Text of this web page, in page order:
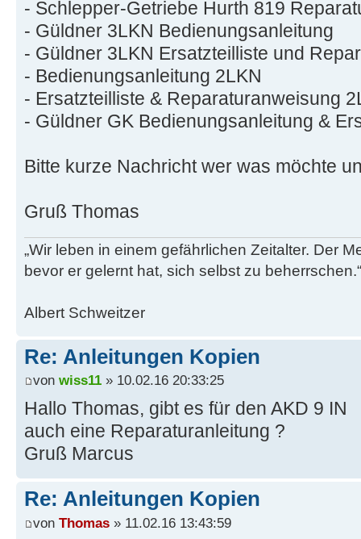
- Schlepper-Getriebe Hurth 819
- Güldner 3LKN Bedienungsanleitung
- Güldner 3LKN Ersatzteilliste und
- Bedienungsanleitung 2LKN
- Ersatzteilliste & Reparaturanweisung
- Güldner GK Bedienungsanleitung &
Bitte kurze Nachricht wer was möchte
Gruß Thomas
„Wir leben in einem gefährlichen Zeitalter. Der
bevor er gelernt hat, sich selbst zu beherrschen.“
Albert Schweitzer
Re: Anleitungen Kopien
von wiss11 » 10.02.16 20:33:25
Hallo Thomas, gibt es für den AKD 9 IN
auch eine Reparaturanleitung ?
Gruß Marcus
Re: Anleitungen Kopien
von Thomas » 11.02.16 13:43:59